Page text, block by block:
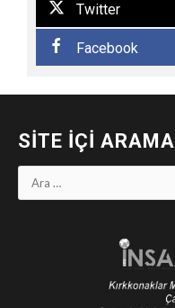
Twitter
Facebook
SITE İÇI ARAMA
Arama: